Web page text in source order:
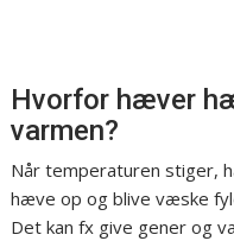
Hvorfor hæver
varmen?
Når temperaturen stiger,
hæve op og blive væske
Det kan fx give gener og